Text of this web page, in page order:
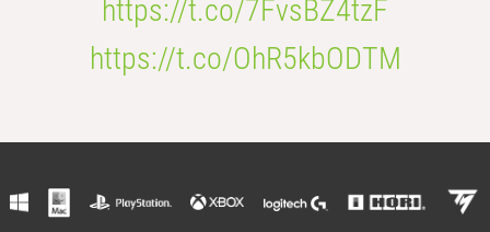
https://t.co/7FvsBZ4tzF
https://t.co/OhR5kbODTM